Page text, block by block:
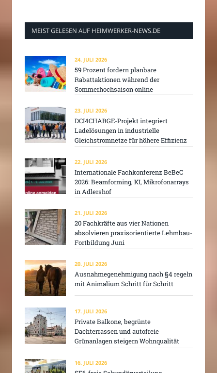
MEIST GELESEN AUF HEIMWERKER-NEWS.DE
24. JULI 2026
59 Prozent fordern planbare
Rabattaktionen während der
Sommerhochsaison online
23. JULI 2026
DCI4CHARGE-Projekt integriert
Ladelösungen in industrielle
Gleichstromnetze für höhere Effizienz
22. JULI 2026
Internationale Fachkonferenz BeBeC
2026: Beamforming, KI, Mikrofonarrays
in Adlershof
21. JULI 2026
20 Fachkräfte aus vier Nationen
absolvieren praxisorientierte Lehmbau-
Fortbildung Juni
20. JULI 2026
Ausnahmegenehmigung nach §4 regeln
mit Animalium Schritt für Schritt
17. JULI 2026
Private Balkone, begrünte
Dachterrassen und autofreie
Grünanlagen steigern Wohnqualität
16. JULI 2026